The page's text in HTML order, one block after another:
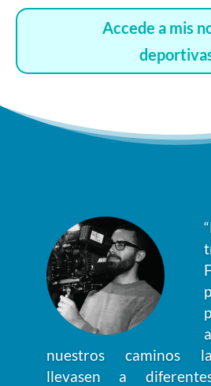
Accede a mis
nuestros caminos
llevasen a